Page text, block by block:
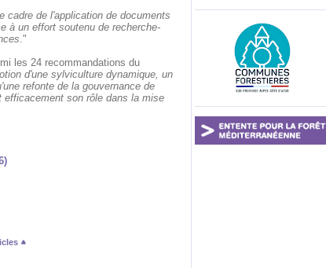
cadre de l'application de documents
à un effort soutenu de recherche-
."
les 24 recommandations du
d'une sylviculture dynamique, un
refonte de la gouvernance de
efficacement son rôle dans la mise